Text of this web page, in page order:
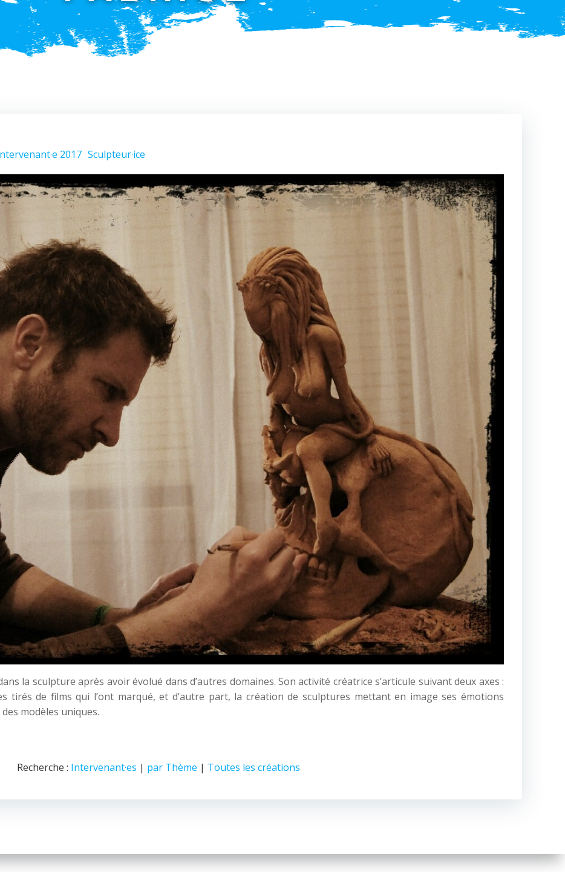
2017 Sculpteur·ice
la sculpture après avoir évolué dans d’autres domaines. Son activité créatrice s’articule suivant deux axes :
tirés de films qui l’ont marqué, et d’autre part, la création de sculptures mettant en image ses émotions
modèles uniques.
Recherche : Intervenant·es | par Thème | Toutes les créations
© 2026 Nice Fictions.